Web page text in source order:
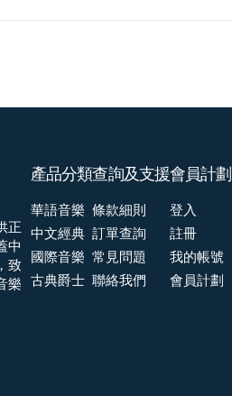
正
中
致
樂
產品分類
華語音樂
中文經典
國際音樂
古典爵士
查詢及支援
條款細則
訂單查詢
常見問題
聯絡我們
會員計劃
登入
註冊
我的帳號
會員計劃